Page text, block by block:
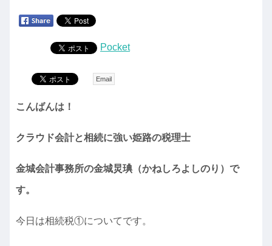
Pocket
Email
こんばんは！
クラウド会計と相続に強い姫路の税理士
金城会計事務所の金城炅琠 （かねしろよしのり）で
す。
今日は相続税①についてです。